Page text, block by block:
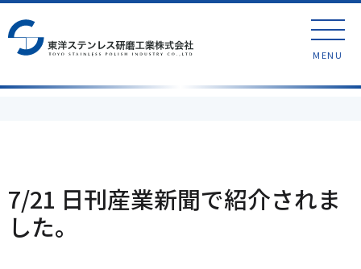
MENU
7/21 日刊産業新聞で紹介されま
した。